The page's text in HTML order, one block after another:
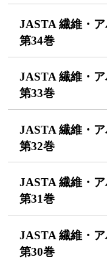
JASTA 繊維・
第34巻
JASTA 繊維・
第33巻
JASTA 繊維・
第32巻
JASTA 繊維・
第31巻
JASTA 繊維・
第30巻